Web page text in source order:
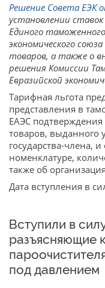
Решение Совета ЕЭК
установлении
Единого
экономического
товаров, а также о
решения Комиссии
Евразийской
Тарифная льгота
представления в
ЕАЭС
товаров,
государства-члена,
номенклатуре,
также об
Дата вступления в
Вступили в
разъясняющие
под давлением